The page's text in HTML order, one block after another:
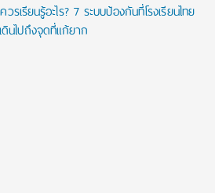
วรเรียนรู้อะไร? 7 ระบบป้องกันที่โรงเรียนไทย
นไปถึงจุดที่แก้ยาก